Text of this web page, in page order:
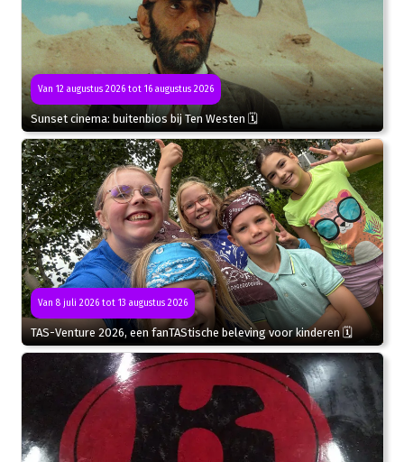
Van 12 augustus 2026 tot 16 augustus 2026
Sunset cinema: buitenbios bij Ten Westen 🗓
Van 8 juli 2026 tot 13 augustus 2026
TAS-Venture 2026, een fanTAStische beleving voor kinderen 🗓